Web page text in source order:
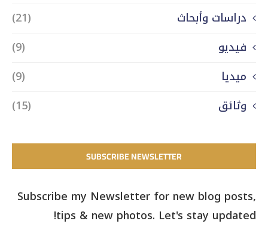
دراسات وأبحاث
(21)
فيديو
(9)
ميديا
(9)
وثائق
(15)
SUBSCRIBE NEWSLETTER
Subscribe my Newsletter for new blog posts,
tips & new photos. Let's stay updated!